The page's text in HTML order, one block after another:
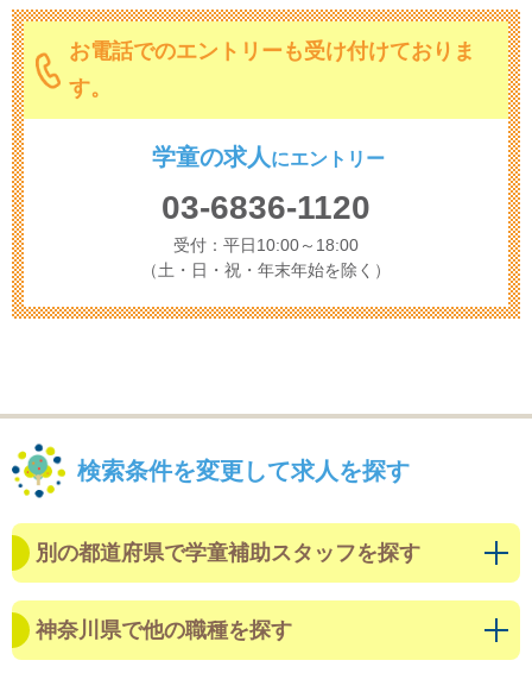
お電話でのエントリーも受け付けておりま
す。
学童の求人 にエントリー
03-6836-1120
受付：平日10:00～18:00
（土・日・祝・年末年始を除く）
検索条件を変更して求人を探す
別の都道府県で学童補助スタッフを探す
神奈川県で他の職種を探す